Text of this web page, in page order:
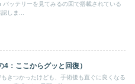
ッテリーを見てみるの回で搭載されている
しま...
4：ここからグッと回復）
きつかったけども、手術後も直ぐに良くなる